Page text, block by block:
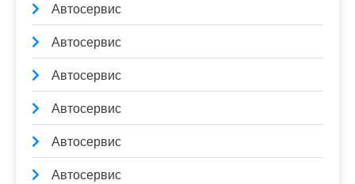
Автосервис
Автосервис
Автосервис
Автосервис
Автосервис
Автосервис